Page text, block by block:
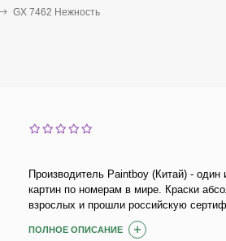
GX 7462 Нежность
Производитель Paintboy (Китай) -
картин по номерам в мире. Краски
взрослых и прошли российскую
ПОЛНОЕ ОПИСАНИЕ